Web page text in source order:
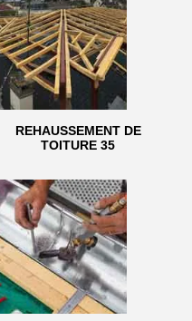
REHAUSSEMENT DE
TOITURE 35